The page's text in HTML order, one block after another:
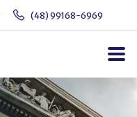
(48) 99168-6969